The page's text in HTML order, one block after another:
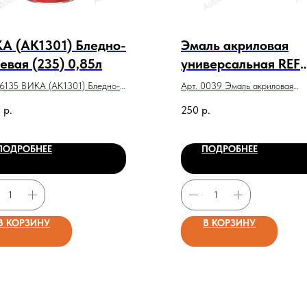
(АК1301) Бледно-
(235) 0,85л
ВИКА (АК1301) Бледно-
р.
КОРЗИНУ
Эмаль акриловая
универсальная REF
черный 0039 (520мл)
Арт. 0039 Эмаль акриловая
(520мл)
250 р.
ПОДРОБНЕЕ
В КОРЗИНУ